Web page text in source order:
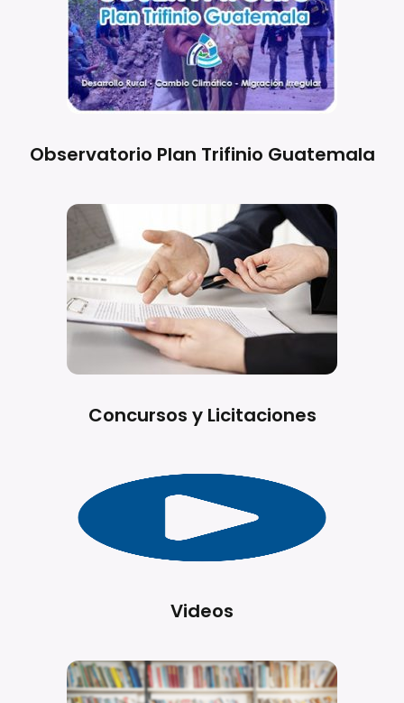
Observatorio Plan Trifinio Guatemala
Concursos y Licitaciones
Videos